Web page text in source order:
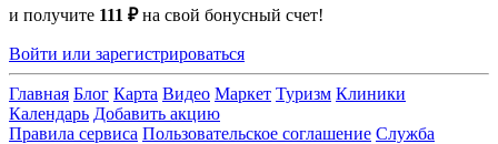
и получите 111 ₽на свой бонусный счет!
Войти или зарегистрироваться
Главная Блог Карта Видео Маркет Туризм Клиники
Календарь Добавить акцию
Правила сервиса Пользовательское соглашение Служба